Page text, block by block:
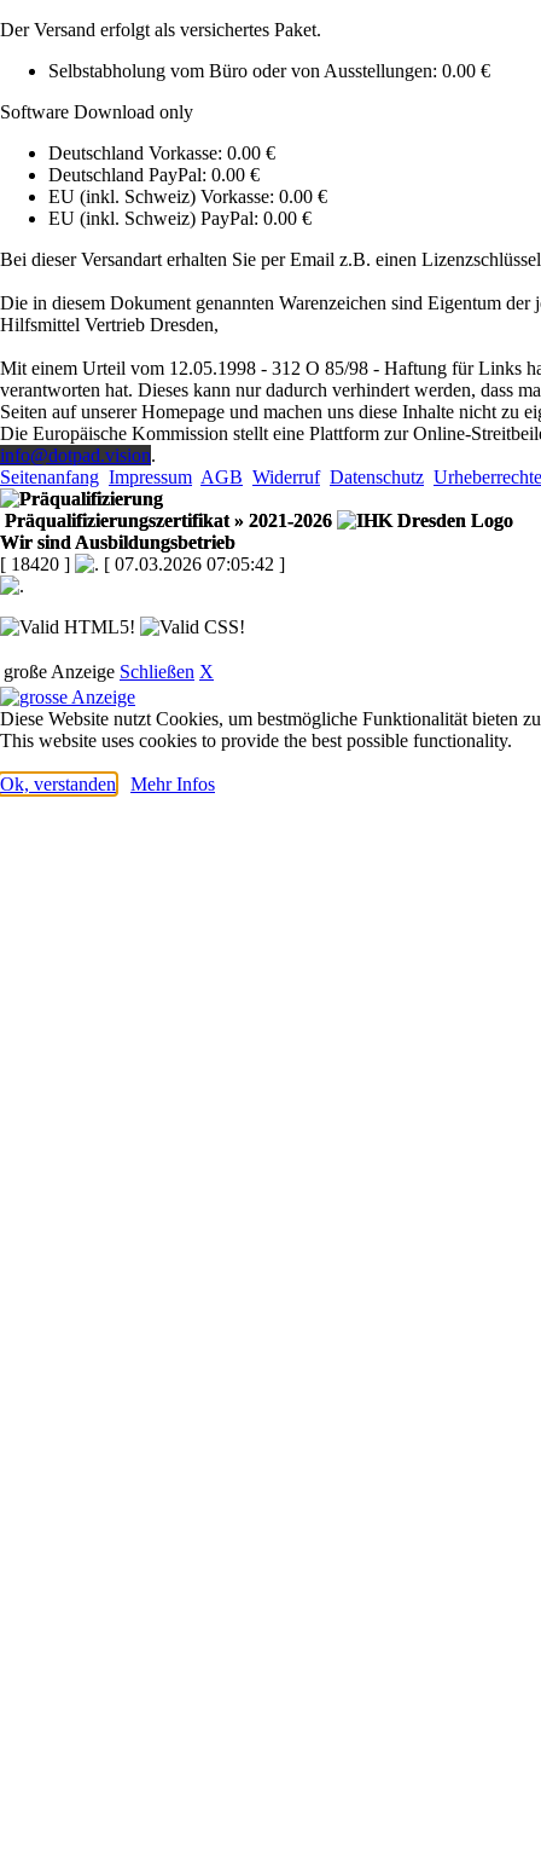
Der Versand erfolgt als versichertes Paket.
Selbstabholung vom Büro oder von Ausstellungen: 0.00 €
Software Download only
Deutschland Vorkasse: 0.00 €
Deutschland PayPal: 0.00 €
EU (inkl. Schweiz) Vorkasse: 0.00 €
EU (inkl. Schweiz) PayPal: 0.00 €
Bei dieser Versandart erhalten Sie per Email z.B. einen
Die in diesem Dokument genannten Warenzeichen sind Eigentum
Hilfsmittel Vertrieb Dresden,
Mit einem Urteil vom 12.05.1998 - 312 O 85/98 - Haftung für Links
verantworten hat. Dieses kann nur dadurch verhindert werden, dass
Seiten auf unserer Homepage und machen uns diese Inhalte nicht
Die Europäische Kommission stellt eine Plattform zur Online-
info@dotpad.vision.
Seitenanfang Impressum AGB Widerruf Datenschutz Urheberrechte
Präqualifizierungszertifikat » 2021-2026
Wir sind Ausbildungsbetrieb
[ 18420 ]
[ 07.03.2026 07:05:42 ]
große Anzeige Schließen X
Diese Website nutzt Cookies, um bestmögliche Funktionalität bieten
This website uses cookies to provide the best possible functionality.
Ok, verstanden Mehr Infos